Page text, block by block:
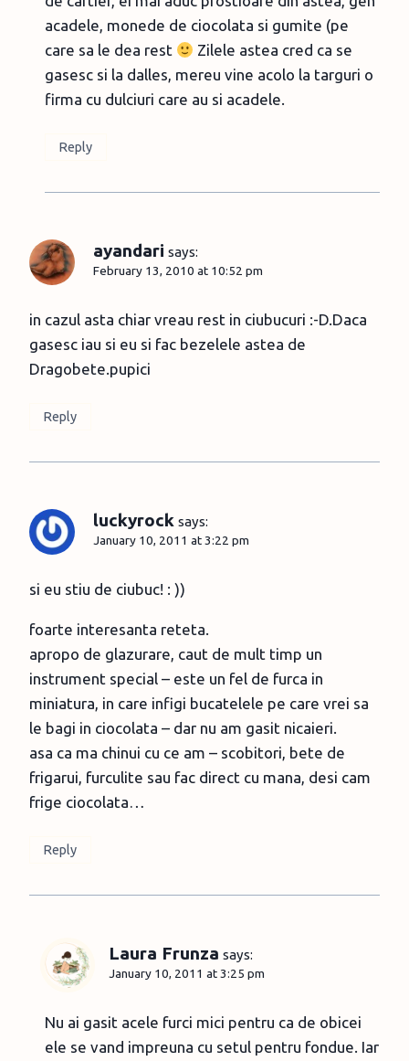
acadele, monede de ciocolata si gumite (pe
care sa le dea rest
Zilele astea cred ca se
gasesc si la dalles, mereu vine acolo la targuri o
firma cu dulciuri care au si acadele.
Reply
ayandari says:
February 13, 2010 at 10:52 pm
in cazul asta chiar vreau rest in ciubucuri :-D.Daca
gasesc iau si eu si fac bezelele astea de
Dragobete.pupici
Reply
luckyrock says:
January 10, 2011 at 3:22 pm
si eu stiu de ciubuc! : ))
foarte interesanta reteta.
apropo de glazurare, caut de mult timp un
instrument special – este un fel de furca in
miniatura, in care infigi bucatelele pe care vrei sa
le bagi in ciocolata – dar nu am gasit nicaieri.
asa ca ma chinui cu ce am – scobitori, bete de
frigarui, furculite sau fac direct cu mana, desi cam
frige ciocolata…
Reply
Laura Frunza says:
January 10, 2011 at 3:25 pm
Nu ai gasit acele furci mici pentru ca de obicei
ele se vand impreuna cu setul pentru fondue. Iar